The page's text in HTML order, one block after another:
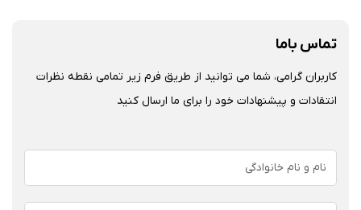
تماس باما
کاربران گرامی، شما می توانید از طریق فرم زیر تمامی نقطه نظرات
انتقادات و پیشنهادات خود را برای ما ارسال کنید